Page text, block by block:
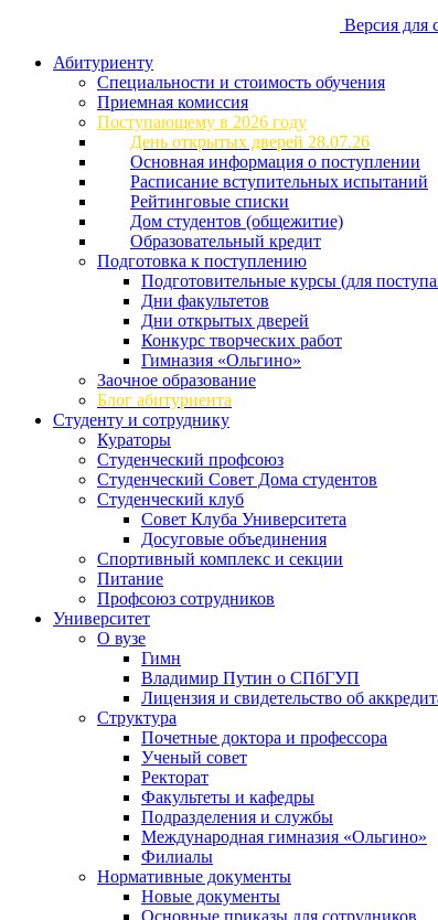
Версия для
Абитуриенту
Специальности и стоимость обучения
Приемная комиссия
Поступающему в 2026 году
День открытых дверей 28.07.26
Основная информация о поступлении
Расписание вступительных испытаний
Рейтинговые списки
Дом студентов (общежитие)
Образовательный кредит
Подготовка к поступлению
Подготовительные курсы (для
Дни факультетов
Дни открытых дверей
Конкурс творческих работ
Гимназия «Ольгино»
Заочное образование
Блог абитуриента
Студенту и сотруднику
Кураторы
Студенческий профсоюз
Студенческий Совет Дома студентов
Студенческий клуб
Совет Клуба Университета
Досуговые объединения
Спортивный комплекс и секции
Питание
Профсоюз сотрудников
Университет
О вузе
Гимн
Владимир Путин о СПбГУП
Лицензия и свидетельство об
Структура
Почетные доктора и профессора
Ученый совет
Ректорат
Факультеты и кафедры
Подразделения и службы
Международная гимназия «Ольгино»
Филиалы
Нормативные документы
Новые документы
Основные приказы для сотрудников